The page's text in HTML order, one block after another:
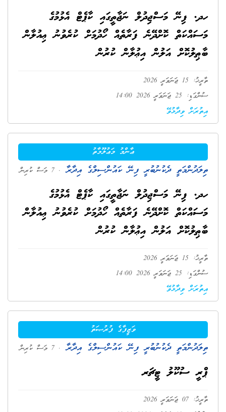
ހދ. ފިނޭ މަސްޖިދުލް ނަޖާތީގައި ކާޕެޓް އެޅުމުގެ
މަސައްކަތް ކޮށްދޭނެ ފަރާތެއް ހޯދުމަށް ކުރެވުނު ޢިއުލާން
ބާޠިލުކޮށް އަލުން އިޢުލާން ކުރުން
ތާރީޚު: 15 ޖަނަވަރީ 2026
ސުންގަޑި: 25 ޖަނަވަރީ 2026 14:00
އިތުރަށް ވިދާޅުވޭ
ޢާންމު މަޢުލޫމާތު
ތިލަދުންމަތީ ދެކުނުބުރީ ފިނޭ ކައުންސިލްގެ އިދާރާ . 7 މަސް ކުރިން
ހދ. ފިނޭ މަސްޖިދުލް ނަޖާތީގައި ކާޕެޓް އެޅުމުގެ
މަސައްކަތް ކޮށްދޭނެ ފަރާތެއް ހޯދުމަށް ކުރެވުނު ޢިއުލާން
ބާޠިލުކޮށް އަލުން އިޢުލާން ކުރުން
ތާރީޚު: 15 ޖަނަވަރީ 2026
ސުންގަޑި: 25 ޖަނަވަރީ 2026 14:00
އިތުރަށް ވިދާޅުވޭ
ވަޒީފާގެ ފުރުޞަތު
ތިލަދުންމަތީ ދެކުނުބުރީ ފިނޭ ކައުންސިލްގެ އިދާރާ . 7 މަސް ކުރިން
ޕްރީ ސުކޫލު ޓީޗަރ
ތާރީޚު: 07 ޖަނަވަރީ 2026